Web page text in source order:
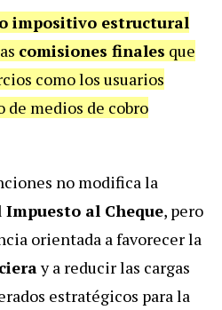
impositivo estructural
comisiones finales que
como los usuarios
medios de cobro
no modifica la
Impuesto al Cheque, pero
orientada a favorecer la
y a reducir las cargas
estratégicos para la